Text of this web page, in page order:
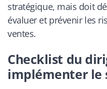
stratégique, mais doit
évaluer et prévenir les
ventes.
Checklist du
implémenter le